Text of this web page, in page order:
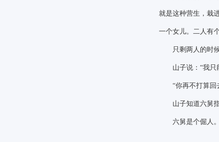
就是这种营生，栽
一个女儿。二人有
只剩两人的时候
山子说： “我只
“你再不打算回
山子知道六舅指
六舅是个倔人。